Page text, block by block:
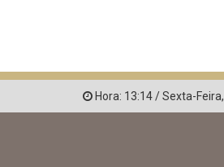
Hora: 13:14/Sexta-Feira,